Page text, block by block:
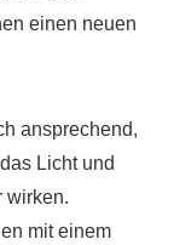
einen neuen
ansprechend,
Licht und
wirken.
mit einem